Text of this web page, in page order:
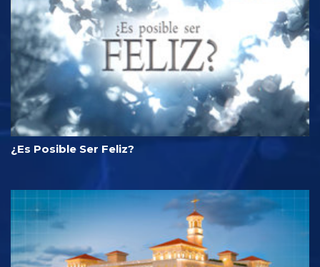
¿Es Posible Ser Feliz?